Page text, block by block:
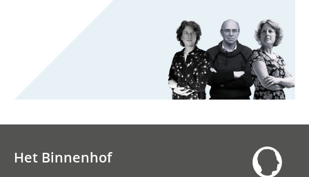
Het Binnenhof